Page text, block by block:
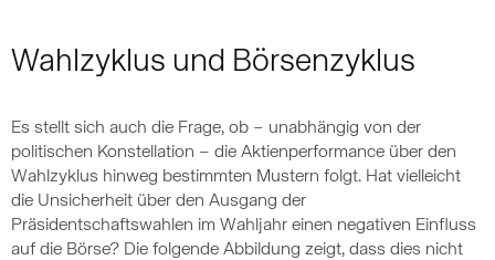
Wahlzyklus und Börsenzyklus
Es stellt sich auch die Frage, ob – unabhängig von der
politischen Konstellation – die Aktienperformance über den
Wahlzyklus hinweg bestimmten Mustern folgt. Hat vielleicht
die Unsicherheit über den Ausgang der
Präsidentschaftswahlen im Wahljahr einen negativen Einfluss
auf die Börse? Die folgende Abbildung zeigt, dass dies nicht